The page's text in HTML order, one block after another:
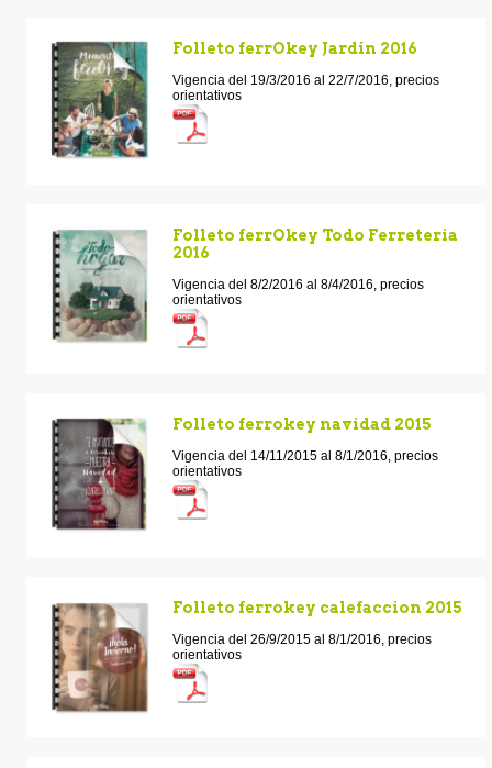
Folleto ferrOkey Jardín 2016
Vigencia del 19/3/2016 al 22/7/2016, precios
orientativos
Folleto ferrOkey Todo Ferreteria
2016
Vigencia del 8/2/2016 al 8/4/2016, precios
orientativos
Folleto ferrokey navidad 2015
Vigencia del 14/11/2015 al 8/1/2016, precios
orientativos
Folleto ferrokey calefaccion 2015
Vigencia del 26/9/2015 al 8/1/2016, precios
orientativos